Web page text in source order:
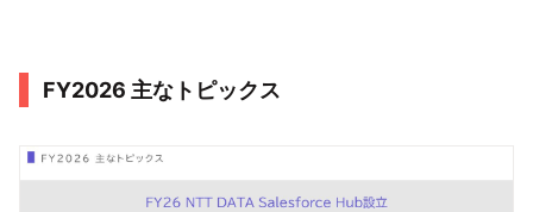
FY2026 主なトピックス